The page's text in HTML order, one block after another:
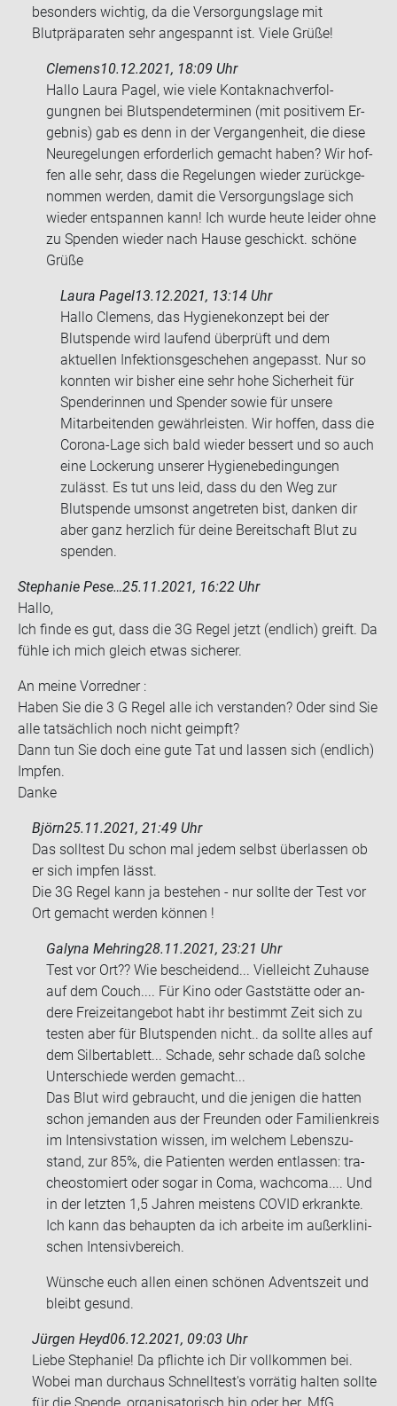
besonders wichtig, da die Versorgungslage mit
Blutpräparaten sehr angespannt ist. Viele Grüße!
Clemens10.12.2021, 18:09 Uhr
Hallo Laura Pagel, wie viele Kon­tak­nach­ver­fol­
gungnen bei Blut­spen­de­ter­mi­nen (mit po­si­ti­vem Er­
geb­nis) gab es denn in der Ver­gan­gen­heit, die diese
Neu­re­ge­lun­gen er­for­der­lich ge­macht haben? Wir hof­
fen alle sehr, dass die Re­ge­lun­gen wie­der zu­rück­ge­
nom­men wer­den, damit die Ver­sor­gungs­la­ge sich
wie­der ent­span­nen kann! Ich wurde heute lei­der ohne
zu Spen­den wie­der nach Hause ge­schickt. schö­ne
Grüße
Laura Pagel13.12.2021, 13:14 Uhr
Hallo Clemens, das Hygienekonzept bei der
Blutspende wird laufend überprüft und dem
aktuellen Infektionsgeschehen angepasst. Nur so
konnten wir bisher eine sehr hohe Sicherheit für
Spenderinnen und Spender sowie für unsere
Mitarbeitenden gewährleisten. Wir hoffen, dass die
Corona-Lage sich bald wieder bessert und so auch
eine Lockerung unserer Hygienebedingungen
zulässt. Es tut uns leid, dass du den Weg zur
Blutspende umsonst angetreten bist, danken dir
aber ganz herzlich für deine Bereitschaft Blut zu
spenden.
Stephanie Pese…25.11.2021, 16:22 Uhr
Hallo,
Ich finde es gut, dass die 3G Regel jetzt (end­lich) greift. Da
fühle ich mich gleich etwas si­che­rer.
An meine Vor­red­ner :
Haben Sie die 3 G Regel alle ich ver­stan­den? Oder sind Sie
alle tat­säch­lich noch nicht ge­impft?
Dann tun Sie doch eine gute Tat und las­sen sich (end­lich)
Imp­fen.
Danke
Björn25.11.2021, 21:49 Uhr
Das soll­test Du schon mal jedem selbst über­las­sen ob
er sich imp­fen lässt.
Die 3G Regel kann ja be­stehen - nur soll­te der Test vor
Ort ge­macht wer­den kön­nen !
Galyna Mehring28.11.2021, 23:21 Uhr
Test vor Ort?? Wie be­schei­dend... Viel­leicht Zu­hau­se
auf dem Couch.... Für Kino oder Gast­stät­te oder an­
de­re Frei­zeit­an­ge­bot habt ihr be­stimmt Zeit sich zu
tes­ten aber für Blut­spen­den nicht.. da soll­te alles auf
dem Sil­ber­ta­blett... Scha­de, sehr scha­de daß sol­che
Un­ter­schie­de wer­den ge­macht...
Das Blut wird ge­braucht, und die je­ni­gen die hat­ten
schon je­man­den aus der Freun­den oder Fa­mi­li­en­kreis
im In­ten­siv­sta­ti­on wis­sen, im wel­chem Le­bens­zu­
stand, zur 85%, die Pa­ti­en­ten wer­den ent­las­sen: tra­
cheo­s­to­miert oder sogar in Coma, wach­co­ma.... Und
in der letz­ten 1,5 Jah­ren meis­tens COVID er­krank­te.
Ich kann das be­haup­ten da ich ar­bei­te im au­ßer­kli­ni­
schen In­ten­siv­be­reich.
Wün­sche euch allen einen schö­nen Ad­vents­zeit und
bleibt ge­sund.
Jürgen Heyd06.12.2021, 09:03 Uhr
Liebe Ste­pha­nie! Da pflich­te ich Dir voll­kom­men bei.
Wobei man durch­aus Schnell­test's vor­rä­tig hal­ten soll­te